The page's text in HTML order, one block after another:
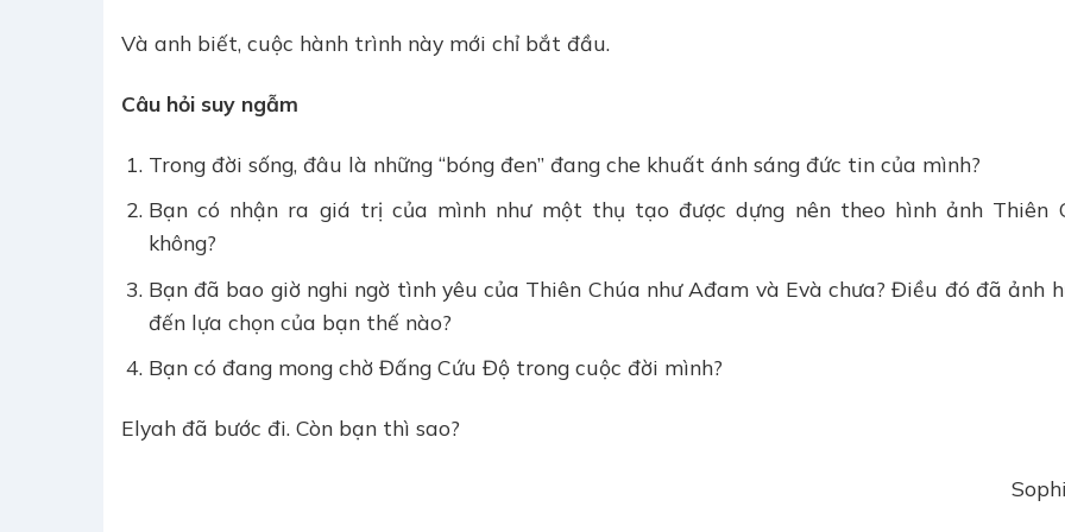
Và anh biết, cuộc hành trình này mới chỉ bắt đầu.
Câu hỏi suy ngẫm
Trong đời sống, đâu là những “bóng đen” đang che khuất ánh sáng đức tin của mình?
Bạn có nhận ra giá trị của mình như một thụ tạo được dựng nên theo hình ảnh Thiên
không?
Bạn đã bao giờ nghi ngờ tình yêu của Thiên Chúa như Ađam và Evà chưa? Điều đó đã ảnh
đến lựa chọn của bạn thế nào?
Bạn có đang mong chờ Đấng Cứu Độ trong cuộc đời mình?
Elyah đã bước đi. Còn bạn thì sao?